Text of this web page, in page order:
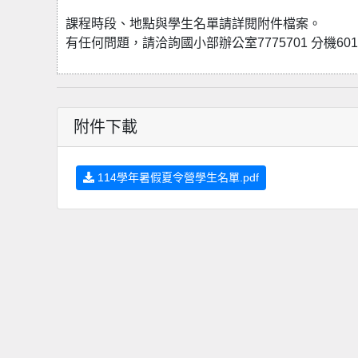
課程時段、地點與學生名單請詳閱附件檔案。
有任何問題，請洽詢國小部辦公室7775701 分機601
附件下載
114學年暑假夏令營學生名單.pdf